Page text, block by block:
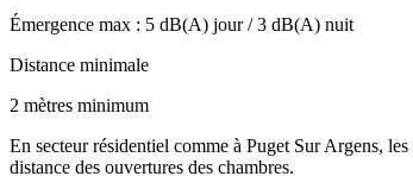
Émergence max : 5 dB(A) jour /3 dB(A) nuit
Distance minimale
2 mètres minimum
En secteur résidentiel comme à Puget Sur Argens,
distance des ouvertures des chambres.